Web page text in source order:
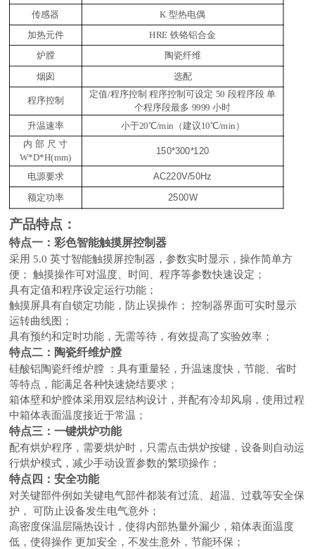
传感器 K 型热电偶
加热元件 HRE 铁铬铝合金
炉膛 陶瓷纤维
烟囱 选配
程序控制
定值/程序控制 程序控制可设定 50 段程序段 单
个程序段最多 9999 小时
升温速率
小于20℃/min（建议10℃/min）
内 部 尺 寸
W*D*H(mm)
150*300*120
电源要求 AC220V/50Hz
额定功率 2500W
产品特点：
特点一：彩色智能触摸屏控制器
采用 5.0 英寸智能触摸屏控制器，参数实时显示，操作简单方
便； 触摸操作可对温度、时间、程序等参数快速设定；
具有定值和程序设定运行功能；
触摸屏具有自锁定功能，防止误操作；
控制器界面可实时显示
运转曲线图；
具有预约和定时功能，无需等待，有效提高了实验效率；
特点二：陶瓷纤维炉膛
硅酸铝陶瓷纤维炉膛
：具有重量轻，升温速度快，节能、省时
等特点，能满足各种快速烧结要求；
箱体壁和炉膛体采用双层结构设计，并配有冷却风扇，使用过程
中箱体表面温度接近于常温；
特点三：一键烘炉功能
配有烘炉程序，需要烘炉时，只需点击烘炉按键，设备则自动运
行烘炉模式，减少手动设置参数的繁琐操作；
特点四：安全功能
对关键部件例如关键电气部件都装有过流、超温、过载等安全保
护，
可防止设备发生电气意外；
高密度保温层隔热设计，使得内部热量外漏少，箱体表面温度
低，使得操作 更加安全，不发生意外，节能环保；